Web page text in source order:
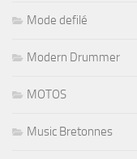
Mode defilé
Modern Drummer
MOTOS
Music Bretonnes